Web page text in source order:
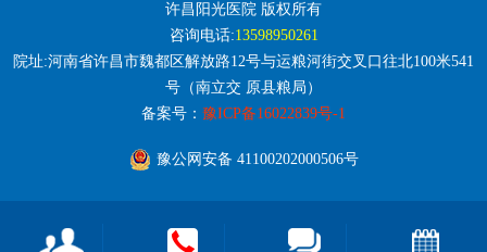
许昌阳光医院 版权所有
咨询电话:13598950261
院址:河南省许昌市魏都区解放路12号与运粮河街交叉口往北100米541
号（南立交 原县粮局）
备案号： 豫ICP备16022839号-1
豫公网安备 41100202000506号